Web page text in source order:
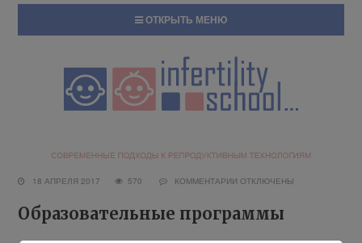
ОТКРЫТЬ МЕНЮ
18 АПРЕЛЯ 2017 570 КОММЕНТАРИИ ОТКЛЮЧЕНЫ
Образовательные программы